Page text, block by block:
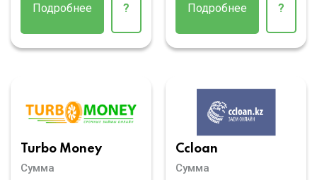
Подробнее ? Подробнее ?
Turbo Money
Сумма
Ccloan
Сумма